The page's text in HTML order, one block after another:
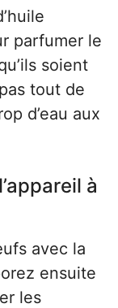
parfumer le
soient
tout de
d’eau aux
à
avec la
ensuite
les